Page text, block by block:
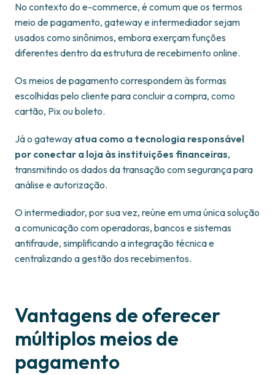
No contexto do e-commerce, é comum que os termos
meio de pagamento, gateway e intermediador sejam
usados como sinônimos, embora exerçam funções
diferentes dentro da estrutura de recebimento online.
Os meios de pagamento correspondem às formas
escolhidas pelo cliente para concluir a compra, como
cartão, Pix ou boleto.
Já o gateway atua como a tecnologia responsável
por conectar a loja às instituições financeiras,
transmitindo os dados da transação com segurança para
análise e autorização.
O intermediador, por sua vez, reúne em uma única solução
a comunicação com operadoras, bancos e sistemas
antifraude, simplificando a integração técnica e
centralizando a gestão dos recebimentos.
Vantagens de oferecer
múltiplos meios de
pagamento